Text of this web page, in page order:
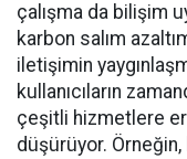
çalışma da bilişim
karbon salım
iletişimin
kullanıcıların
çeşitli hizmetlere
düşürüyor.